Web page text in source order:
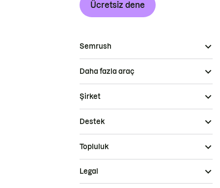
Ücretsiz dene
Semrush
Daha fazla araç
Şirket
Destek
Topluluk
Legal